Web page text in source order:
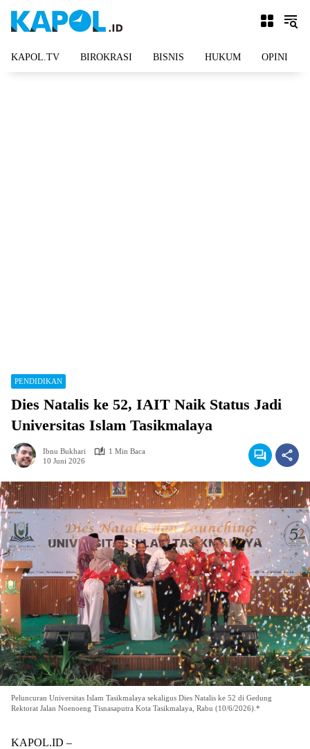
KAPOL.TV BIROKRASI BISNIS HUKUM OPINI
PENDIDIKAN
Dies Natalis ke 52, IAIT Naik Status Jadi
Universitas Islam Tasikmalaya
Ibnu Bukhari
1 Min Baca
10 Juni 2026
Peluncuran Universitas Islam Tasikmalaya sekaligus Dies Natalis ke 52 di Gedung
Rektorat Jalan Noenoeng Tisnasaputra Kota Tasikmalaya, Rabu (10/6/2026).*
KAPOL.ID –